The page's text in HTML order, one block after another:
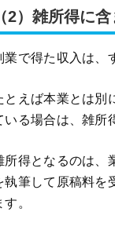
（2）雑所得に
業で得た収入は、
とえば本業とは別
いる場合は、雑所
所得となるのは、
執筆して原稿料を
す。